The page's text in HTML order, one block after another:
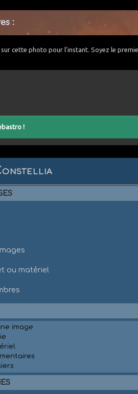
:
cette photo pour l'instant. Soyez le
!
ou matériel
image